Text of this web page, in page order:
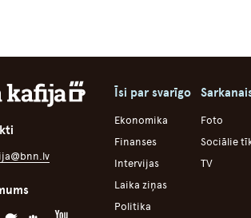
Īsi par svarīgo
Ekonomika
Finanses
Intervijas
Laika ziņas
Politika
Foto
Sociālie
TV